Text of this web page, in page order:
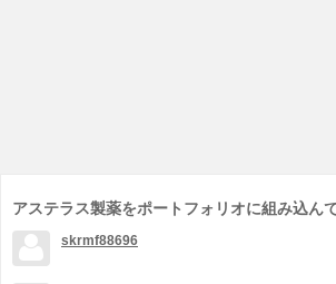
アステラス製薬をポートフォリオに組み込ん
skrmf88696